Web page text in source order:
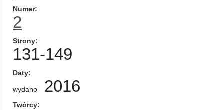
Numer
2
Strony
131-149
Daty
wydano 2016
Twórcy